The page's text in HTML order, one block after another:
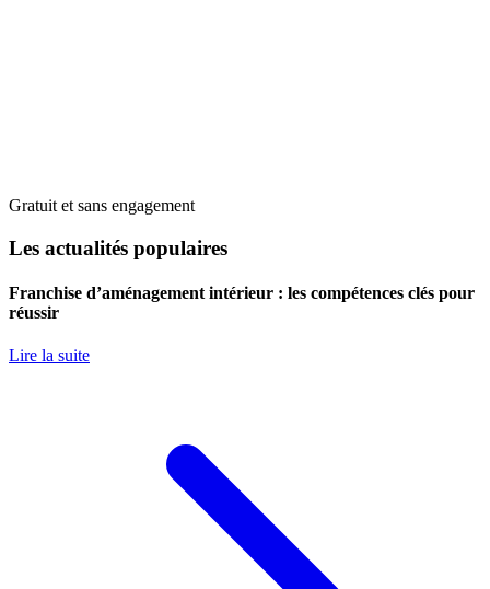
Gratuit et sans engagement
Les actualités populaires
Franchise d’aménagement intérieur : les compétences clés pour
réussir
Lire la suite